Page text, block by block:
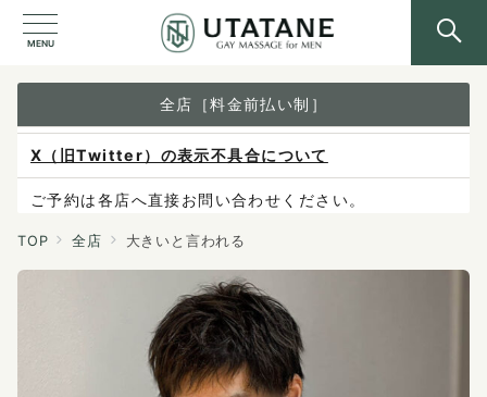
MENU
全店［料金前払い制］
X（旧Twitter）の表示不具合について
ご予約は各店へ直接お問い合わせください。
料金は当日施術前にお支払いください。
感染症防止対策について
料金改定のお知らせ
TOP 全店 大きいと言われる